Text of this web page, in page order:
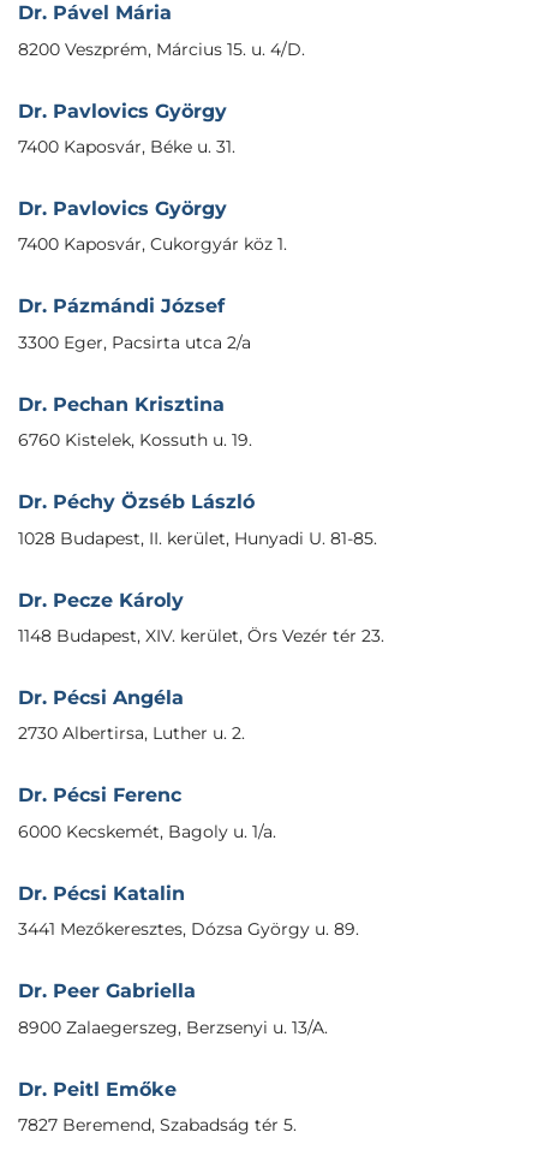
Dr. Pável Mária
8200 Veszprém, Március 15. u. 4/D.
Dr. Pavlovics György
7400 Kaposvár, Béke u. 31.
Dr. Pavlovics György
7400 Kaposvár, Cukorgyár köz 1.
Dr. Pázmándi József
3300 Eger, Pacsirta utca 2/a
Dr. Pechan Krisztina
6760 Kistelek, Kossuth u. 19.
Dr. Péchy Özséb László
1028 Budapest, II. kerület, Hunyadi U. 81-85.
Dr. Pecze Károly
1148 Budapest, XIV. kerület, Örs Vezér tér 23.
Dr. Pécsi Angéla
2730 Albertirsa, Luther u. 2.
Dr. Pécsi Ferenc
6000 Kecskemét, Bagoly u. 1/a.
Dr. Pécsi Katalin
3441 Mezőkeresztes, Dózsa György u. 89.
Dr. Peer Gabriella
8900 Zalaegerszeg, Berzsenyi u. 13/A.
Dr. Peitl Emőke
7827 Beremend, Szabadság tér 5.